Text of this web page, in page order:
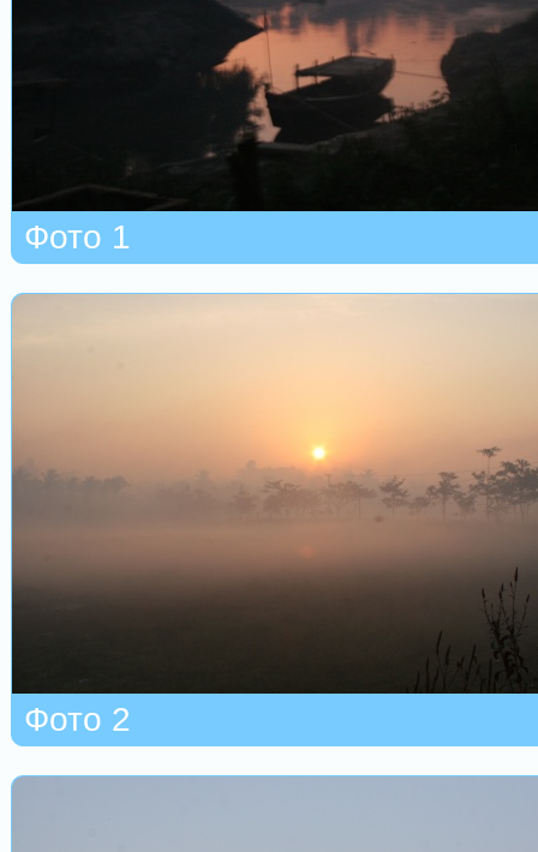
Фото 1
Фото 2